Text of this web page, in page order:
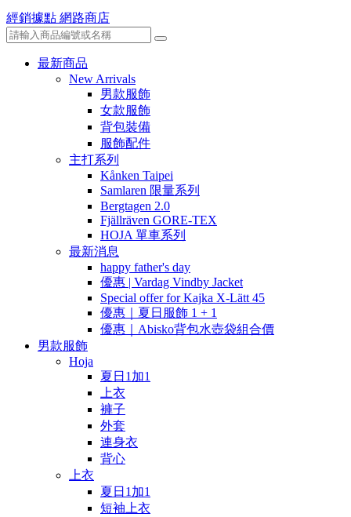
經銷據點 網路商店
最新商品
New Arrivals
男款服飾
女款服飾
背包裝備
服飾配件
主打系列
Kånken Taipei
Samlaren 限量系列
Bergtagen 2.0
Fjällräven GORE-TEX
HOJA 單車系列
最新消息
happy father's day
優惠 | Vardag Vindby Jacket
Special offer for Kajka X-Lätt 45
優惠｜夏日服飾 1 + 1
優惠｜Abisko背包水壺袋組合價
男款服飾
Hoja
夏日1加1
上衣
褲子
外套
連身衣
背心
上衣
夏日1加1
短袖上衣